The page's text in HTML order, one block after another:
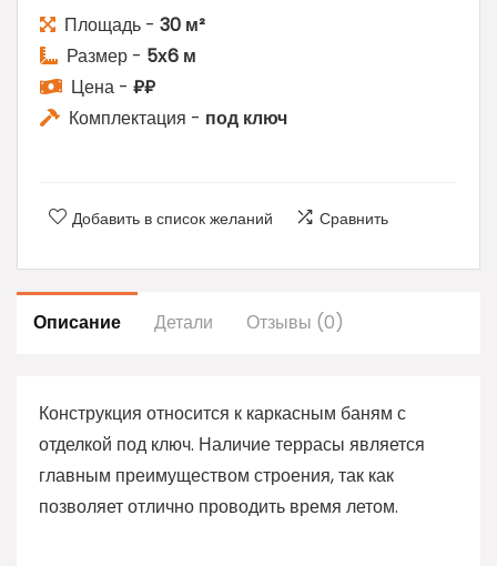
Площадь - 30 м²
Размер - 5х6 м
Цена - ₽₽
Комплектация - под ключ
Добавить в список желаний Сравнить
Описание Детали Отзывы (0)
Конструкция относится к каркасным баням с
отделкой под ключ. Наличие террасы является
главным преимуществом строения, так как
позволяет отлично проводить время летом.